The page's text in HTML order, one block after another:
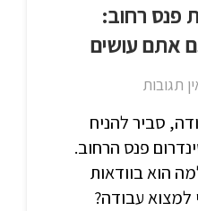
פנס רחוב:
אתם עושים
תגובות
סביר להניח
פנס הרחוב.
הוא בוודאות
למצוא עבודה?